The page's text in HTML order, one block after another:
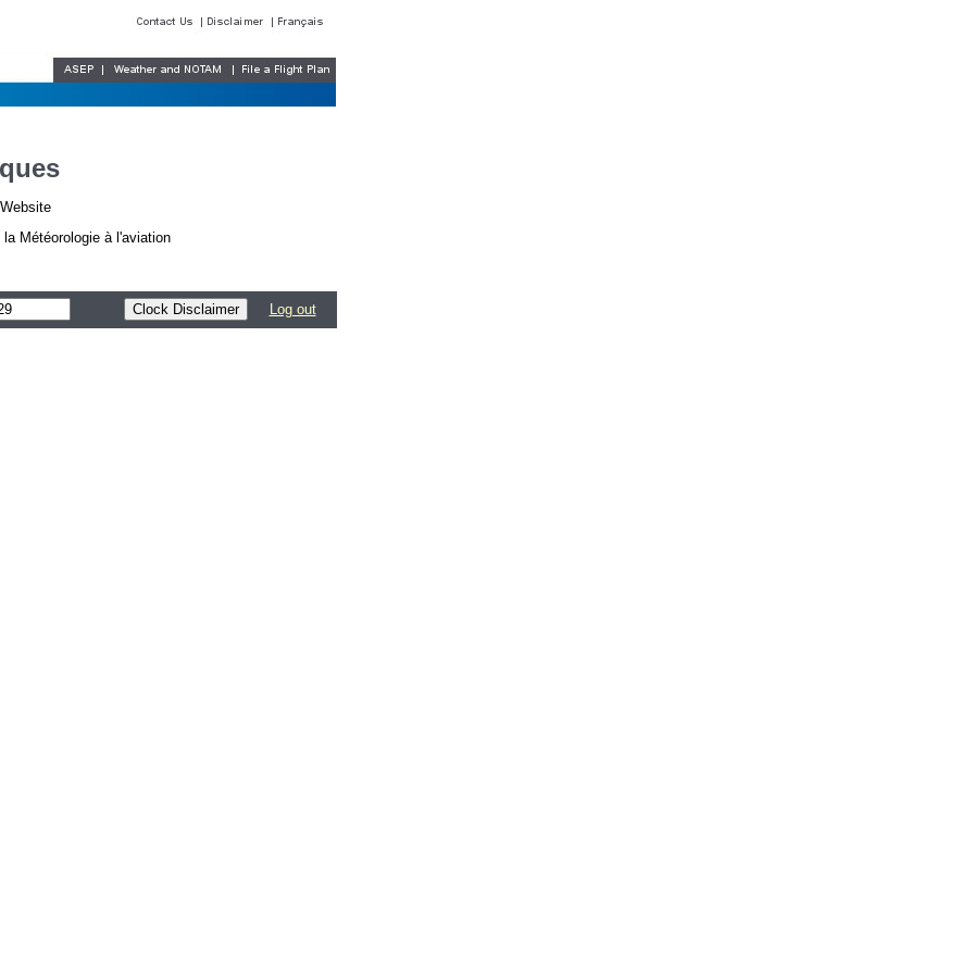
Météorologie à l'aviation
Log out